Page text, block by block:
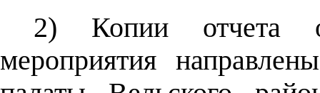
2) Копии отчета о
мероприятия